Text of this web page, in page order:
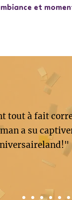
et
tout à fait
a su